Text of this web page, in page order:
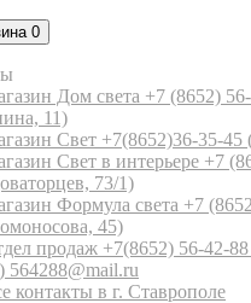
0
Дом света +7 (8652)
11)
Свет +7(8652)36-35-45
Свет в интерьере +7
73/1)
Формула света +7
45)
продаж +7(8652) 56-42-88
564288@mail.ru
контакты в г. Ставрополе